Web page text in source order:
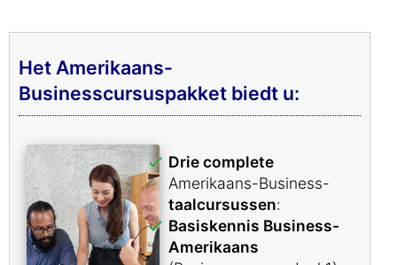
Het Amerikaans-
Businesscursuspakket biedt u:
Drie complete
Amerikaans-Business-
taalcursussen:
Basiskennis Business-
Amerikaans